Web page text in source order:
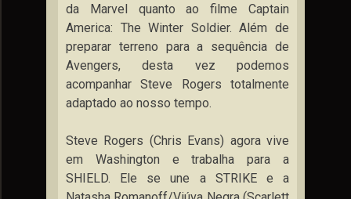
da Marvel quanto ao filme Captain
America: The Winter Soldier. Além de
preparar terreno para a sequência de
Avengers, desta vez podemos
acompanhar Steve Rogers totalmente
adaptado ao nosso tempo.
Steve Rogers (Chris Evans) agora vive
em Washington e trabalha para a
SHIELD. Ele se une a STRIKE e a